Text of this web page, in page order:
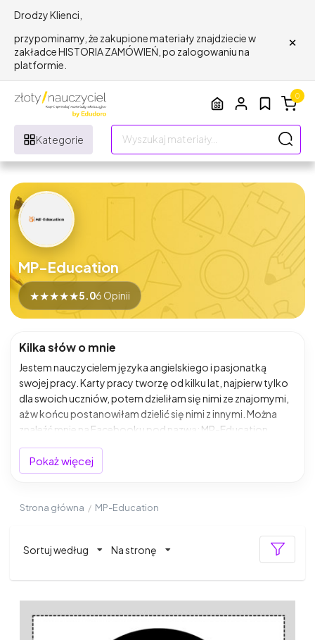
Drodzy Klienci,
przypominamy, że zakupione materiały znajdziecie w
zakładce HISTORIA ZAMÓWIEŃ, po zalogowaniu na
platformie.
×
Kategorie
0
MP-Education
★★★★★5.06 Opinii
Kilka słów o mnie
Jestem nauczycielem języka angielskiego i pasjonatką
swojej pracy. Karty pracy tworzę od kilku lat, najpierw tylko
dla swoich uczniów, potem dzieliłam się nimi ze znajomymi,
aż w końcu postanowiłam dzielić się nimi z innymi. Można
znaleźć mnie na Facebooku pod nazwą: MP-Education.
Bardzo się cieszę że trafiłeś/aś na mój profil.
Pokaż więcej
Strona główna / MP-Education
Sortuj według Na stronę